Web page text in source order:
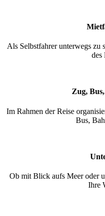
Als Selbstfahrer unterwegs zu
des
Zug,
Im Rahmen der Reise
Bus,
Ob mit Blick aufs Meer oder
Ihre